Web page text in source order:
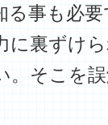
事も必
に裏ずけ
。そこを